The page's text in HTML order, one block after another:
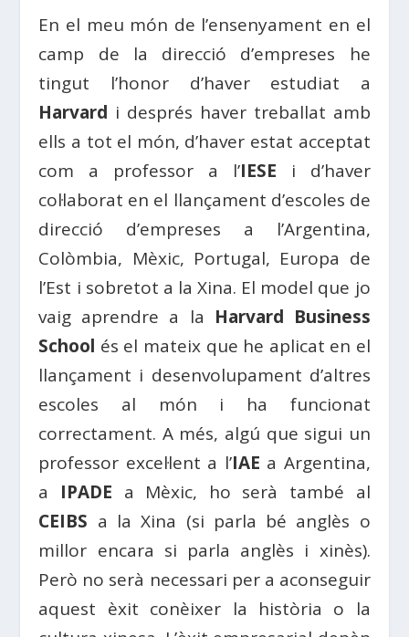
En el meu món de l’ensenyament en el
camp de la direcció d’empreses he
tingut l’honor d’haver estudiat a
Harvard i després haver treballat amb
ells a tot el món, d’haver estat acceptat
com a professor a l’IESE i d’haver
col·laborat en el llançament d’escoles de
direcció d’empreses a l’Argentina,
Colòmbia, Mèxic, Portugal, Europa de
l’Est i sobretot a la Xina. El model que jo
vaig aprendre a la Harvard Business
School és el mateix que he aplicat en el
llançament i desenvolupament d’altres
escoles al món i ha funcionat
correctament. A més, algú que sigui un
professor excel·lent a l’IAE a Argentina,
a IPADE a Mèxic, ho serà també al
CEIBS a la Xina (si parla bé anglès o
millor encara si parla anglès i xinès).
Però no serà necessari per a aconseguir
aquest èxit conèixer la història o la